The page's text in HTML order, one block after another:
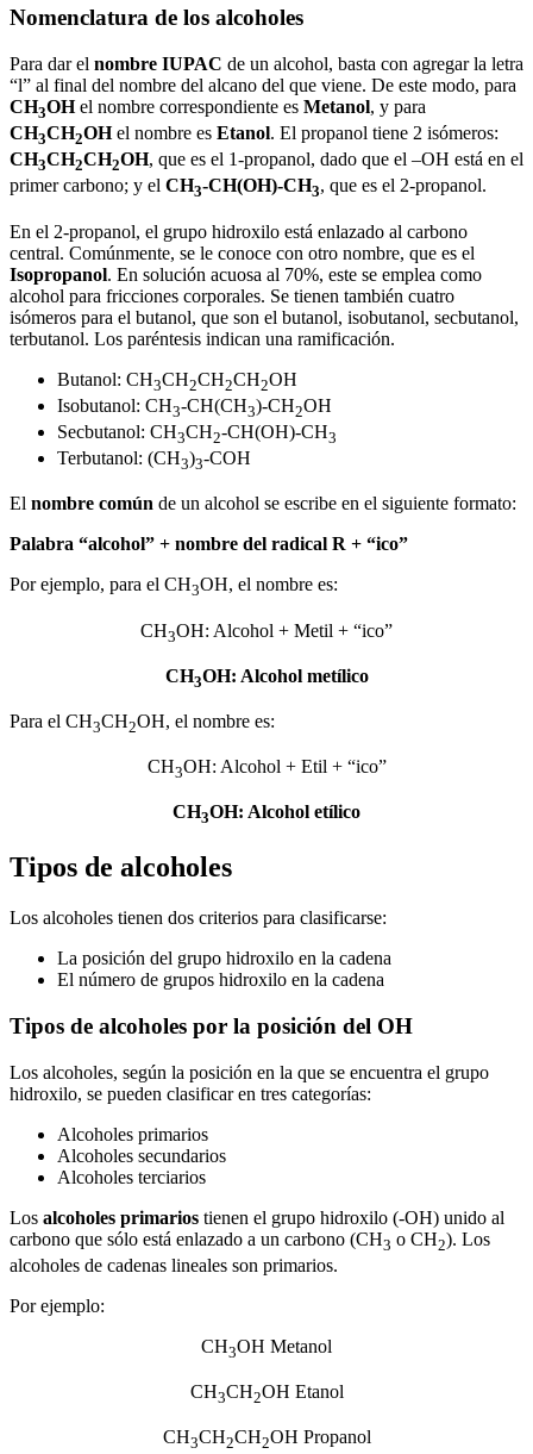
Nomenclatura de los alcoholes
Para dar el nombre IUPAC de un alcohol, basta con agregar la letra
“l” al final del nombre del alcano del que viene. De este modo, para
CH3OHel nombre correspondiente es Metanol, y para
CH3CH2OHel nombre es Etanol. El propanol tiene 2 isómeros:
CH3CH2CH2OH, que es el 1-propanol, dado que el –OH está en el
primer carbono; y el CH3-CH(OH)-CH3, que es el 2-propanol.
En el 2-propanol, el grupo hidroxilo está enlazado al carbono
central. Comúnmente, se le conoce con otro nombre, que es el
Isopropanol. En solución acuosa al 70%, este se emplea como
alcohol para fricciones corporales. Se tienen también cuatro
isómeros para el butanol, que son el butanol, isobutanol, secbutanol,
terbutanol. Los paréntesis indican una ramificación.
Butanol: CH3CH2CH2CH2OH
Isobutanol: CH3-CH(CH3)-CH2OH
Secbutanol: CH3CH2-CH(OH)-CH3
Terbutanol: (CH3)3-COH
El nombre común de un alcohol se escribe en el siguiente formato:
Palabra “alcohol” + nombre del radical R + “ico”
Por ejemplo, para el CH3OH, el nombre es:
CH3OH: Alcohol + Metil + “ico”
CH3OH: Alcohol metílico
Para el CH3CH2OH, el nombre es:
CH3OH: Alcohol + Etil + “ico”
CH3OH: Alcohol etílico
Tipos de alcoholes
Los alcoholes tienen dos criterios para clasificarse:
La posición del grupo hidroxilo en la cadena
El número de grupos hidroxilo en la cadena
Tipos de alcoholes por la posición del OH
Los alcoholes, según la posición en la que se encuentra el grupo
hidroxilo, se pueden clasificar en tres categorías:
Alcoholes primarios
Alcoholes secundarios
Alcoholes terciarios
Los alcoholes primarios tienen el grupo hidroxilo (-OH) unido al
carbono que sólo está enlazado a un carbono (CH3 o CH2). Los
alcoholes de cadenas lineales son primarios.
Por ejemplo:
CH3OH Metanol
CH3CH2OH Etanol
CH3CH2CH2OH Propanol